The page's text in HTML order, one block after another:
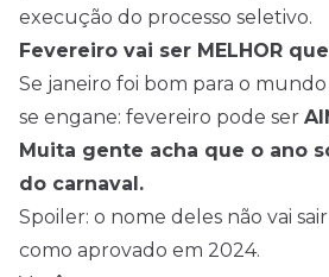
execução do processo seletivo.
Fevereiro vai ser MELHOR
Se janeiro foi bom para o
se engane: fevereiro pode ser
Muita gente acha que o ano
do carnaval.
Spoiler: o nome deles não vai
como aprovado em 2024.